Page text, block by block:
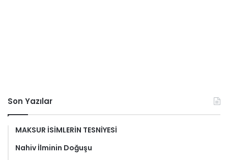
Son Yazılar
MAKSUR İSİMLERİN TESNİYESİ
Nahiv İlminin Doğuşu